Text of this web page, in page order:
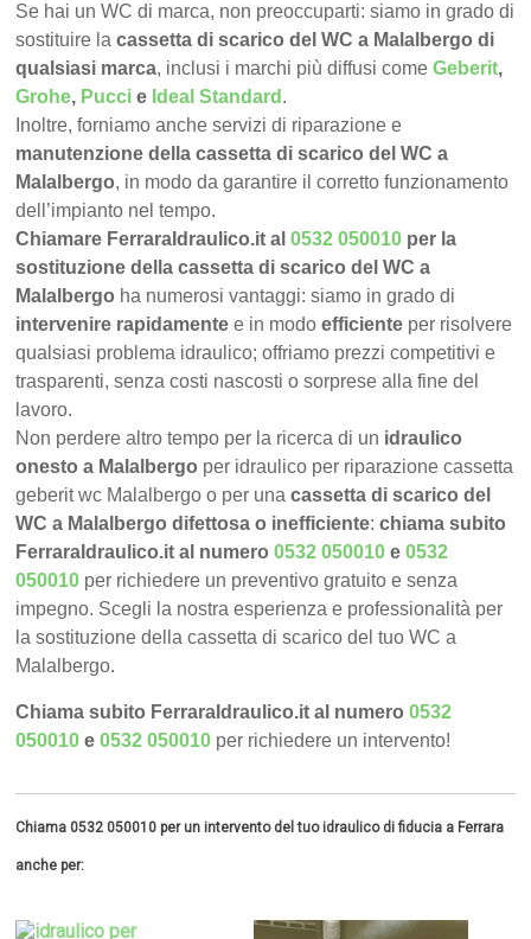
Se hai un WC di marca, non preoccuparti: siamo in grado di
sostituire lacassetta di scarico del WC a Malalbergo di
qualsiasi marca, inclusi i marchi più diffusi comeGeberit,
Grohe, Pucci e Ideal Standard .
Inoltre, forniamo anche servizi di riparazione e
manutenzione della cassetta di scarico del WC a
Malalbergo, in modo da garantire il corretto funzionamento
dell’impianto nel tempo.
Chiamare FerraraIdraulico.it al0532 050010 per la
sostituzione della cassetta di scarico del WC a
Malalbergo ha numerosi vantaggi: siamo in grado di
intervenire rapidamente e in modoefficiente per risolvere
qualsiasi problema idraulico; offriamo prezzi competitivi e
trasparenti, senza costi nascosti o sorprese alla fine del
lavoro.
Non perdere altro tempo per la ricerca di un idraulico
onesto a Malalbergo per idraulico per riparazione cassetta
geberit wc Malalbergo o per unacassetta di scarico del
WC a Malalbergo difettosa o inefficiente:chiama subito
FerraraIdraulico.it al numero0532 050010 e0532
050010 per richiedere un preventivo gratuito e senza
impegno. Scegli la nostra esperienza e professionalità per
la sostituzione della cassetta di scarico del tuo WC a
Malalbergo.
Chiama subito FerraraIdraulico.it al numero0532
050010 e0532 050010 per richiedere un intervento!
Chiama 0532 050010 per un intervento del tuo idraulico di fiducia a Ferrara
anche per: